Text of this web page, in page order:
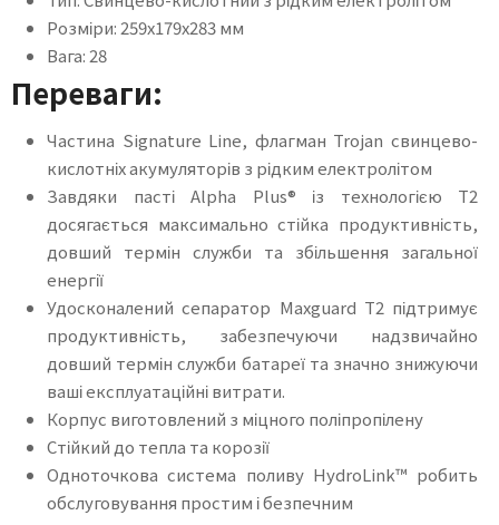
Розміри: 259х179х283 мм
Вага: 28
Переваги:
Частина Signature Line, флагман Trojan свинцево-
кислотніх акумуляторів з рідким електролітом
Завдяки пасті Alpha Plus® із технологією T2
досягається максимально стійка продуктивність,
довший термін служби та збільшення загальної
енергії
Удосконалений сепаратор Maxguard T2 підтримує
продуктивність, забезпечуючи надзвичайно
довший термін служби батареї та значно знижуючи
ваші експлуатаційні витрати.
Корпус виготовлений з міцного поліпропілену
Стійкий до тепла та корозії
Одноточкова система поливу HydroLink™ робить
обслуговування простим і безпечним